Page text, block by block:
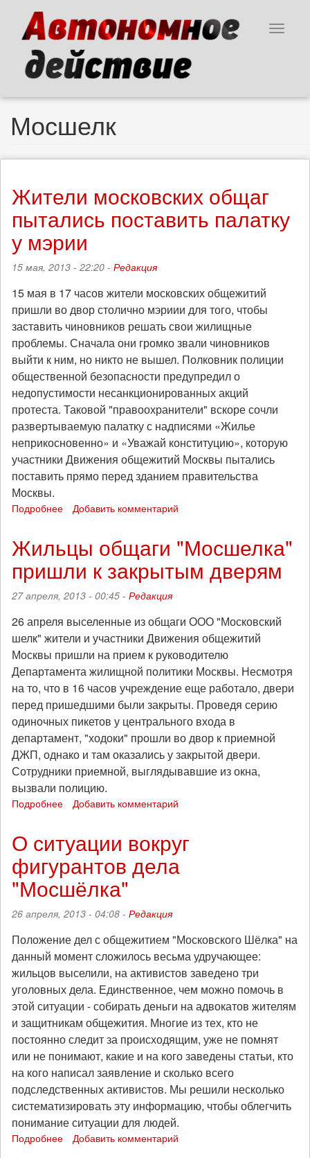
основному
содержанию
Toggle
Мосшелк
Жители московских общаг
пытались поставить палатку
у мэрии
15 мая, 2013 - 22:20 - Редакция
15 мая в 17 часов жители московских общежитий
пришли во двор столично мэриии для того, чтобы
застaвить чиновников решать свои жилищные
проблемы. Сначала они громко звали чиновников
выйти к ним, но никто не вышел. Полковник полиции
общественной безопасности предупредил о
недопустимости несанкционированных акций
протеста. Таковой "правоохранители" вскоре сочли
развертываемую палатку с надписями «Жилье
неприкосновенно» и «Уважай конституцию», которую
участники Движения общежитий Москвы пытались
поставить прямо перед зданием правительства
Москвы.
Подробнее
общаг
пытались
поставить
палатку
мэрии
Добавить комментарий
Жильцы общаги "Мосшелка"
пришли к закрытым дверям
27 апреля, 2013 - 00:45 - Редакция
26 апреля выселенные из общаги ООО "Московский
шелк" жители и участники Движения общежитий
Москвы пришли на прием к руководителю
Департамента жилищной политики Москвы. Несмотря
на то, что в 16 часов учреждение еще работало, двери
перед пришедшими были закрыты. Проведя серию
одиночных пикетов у центрального входа в
департамент, "ходоки" прошли во двор к приемной
ДЖП, однако и там оказались у закрытой двери.
Сотрудники приемной, выглядывавшие из окна,
вызвали полицию.
Подробнее
"Мосшелка"
пришли
к
закрытым
дверям
Добавить комментарий
О ситуации вокруг
фигурантов дела
"Мосшёлка"
26 апреля, 2013 - 04:08 - Редакция
Положение дел с общежитием "Московского Шёлка" на
данный момент сложилось весьма удручающее:
жильцов выселили, на активистов заведено три
уголовных дела. Единственное, чем можно помочь в
этой ситуации - собирать деньги на адвокатов жителям
и защитникам общежития. Многие из тех, кто не
постоянно следит за происходящим, уже не помнят
или не понимают, какие и на кого заведены статьи, кто
на кого написал заявление и сколько всего
подследственных активистов. Мы решили несколько
систематизировать эту информацию, чтобы облегчить
понимание ситуации для людей.
Подробнее Добавить комментарий